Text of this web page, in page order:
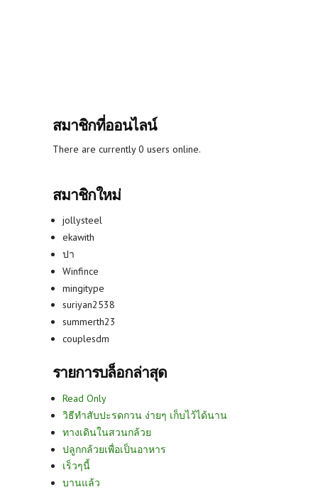
สมาชิกที่ออนไลน์
There are currently 0 users online.
สมาชิกใหม่
jollysteel
ekawith
ปา
Winfince
mingitype
suriyan2538
summerth23
couplesdm
รายการบล็อกล่าสุด
Read Only
วิธีทำสับปะรดกวน ง่ายๆ เก็บไว้ได้นาน
ทางเดินในสวนกล้วย
ปลูกกล้วยเพื่อเป็นอาหาร
เร็วๆนี้
บานแล้ว